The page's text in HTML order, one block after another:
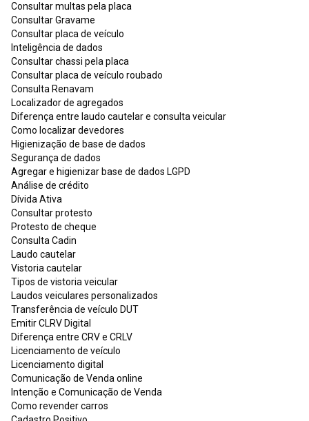
Consultar multas pela placa
Consultar Gravame
Consultar placa de veículo
Inteligência de dados
Consultar chassi pela placa
Consultar placa de veículo roubado
Consulta Renavam
Localizador de agregados
Diferença entre laudo cautelar e consulta veicular
Como localizar devedores
Higienização de base de dados
Segurança de dados
Agregar e higienizar base de dados LGPD
Análise de crédito
Dívida Ativa
Consultar protesto
Protesto de cheque
Consulta Cadin
Laudo cautelar
Vistoria cautelar
Tipos de vistoria veicular
Laudos veiculares personalizados
Transferência de veículo DUT
Emitir CLRV Digital
Diferença entre CRV e CRLV
Licenciamento de veículo
Licenciamento digital
Comunicação de Venda online
Intenção e Comunicação de Venda
Como revender carros